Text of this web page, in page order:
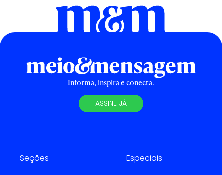
Informa, inspira e conecta.
ASSINE JÁ
Seções Especiais